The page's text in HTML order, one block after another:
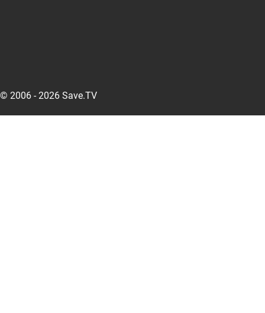
© 2006 - 2026 Save.TV